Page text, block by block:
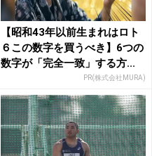
【昭和43年以前生まれはロト
６この数字を買うべき】6つの
数字が「完全一致」する方...
PR(株式会社MURA)